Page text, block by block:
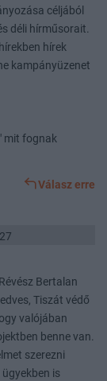
céljából
déli hírműsorait.
hírek
kampányüzenet
mit fognak
Válasz erre
Bertalan
Tiszát védő
valójában
benne van.
szerezni
is